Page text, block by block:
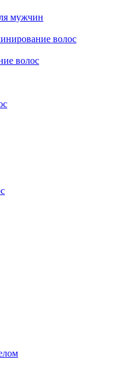
мужчин
волос
волос